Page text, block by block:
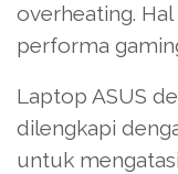
overheating.
performa
Laptop ASUS
dilengkapi
untuk